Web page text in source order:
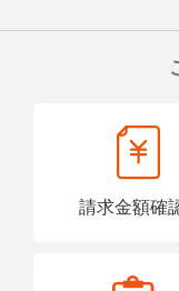
請求金額確